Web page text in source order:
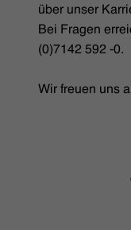
über unser
Bei Fragen
(0)7142 592 -0.
Wir freuen uns